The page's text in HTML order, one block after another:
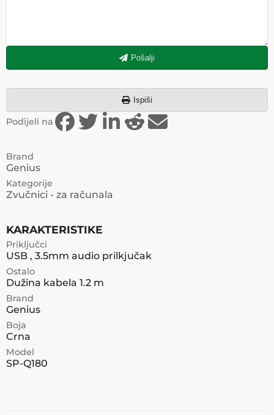
Pošalji
Ispiši
Podijeli na
Brand
Genius
Kategorije
Zvučnici - za računala
KARAKTERISTIKE
Priključci
USB , 3.5mm audio prilkjučak
Ostalo
Dužina kabela 1.2 m
Brand
Genius
Boja
Crna
Model
SP-Q180